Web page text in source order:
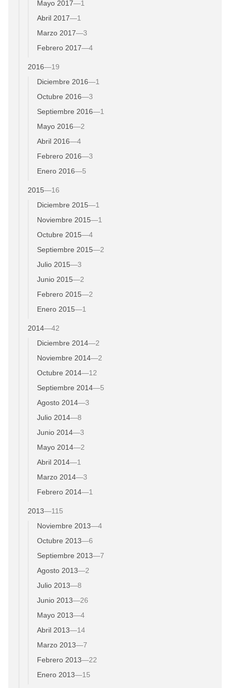
Mayo 2017—1
Abril 2017—1
Marzo 2017—3
Febrero 2017—4
2016—19
Diciembre 2016—1
Octubre 2016—3
Septiembre 2016—1
Mayo 2016—2
Abril 2016—4
Febrero 2016—3
Enero 2016—5
2015—16
Diciembre 2015—1
Noviembre 2015—1
Octubre 2015—4
Septiembre 2015—2
Julio 2015—3
Junio 2015—2
Febrero 2015—2
Enero 2015—1
2014—42
Diciembre 2014—2
Noviembre 2014—2
Octubre 2014—12
Septiembre 2014—5
Agosto 2014—3
Julio 2014—8
Junio 2014—3
Mayo 2014—2
Abril 2014—1
Marzo 2014—3
Febrero 2014—1
2013—115
Noviembre 2013—4
Octubre 2013—6
Septiembre 2013—7
Agosto 2013—2
Julio 2013—8
Junio 2013—26
Mayo 2013—4
Abril 2013—14
Marzo 2013—7
Febrero 2013—22
Enero 2013—15